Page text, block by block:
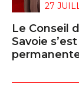
27
Le Conseil
Savoie